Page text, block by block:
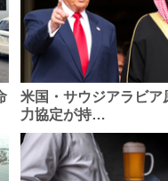
米国・サウジアラビア
力協定が持…